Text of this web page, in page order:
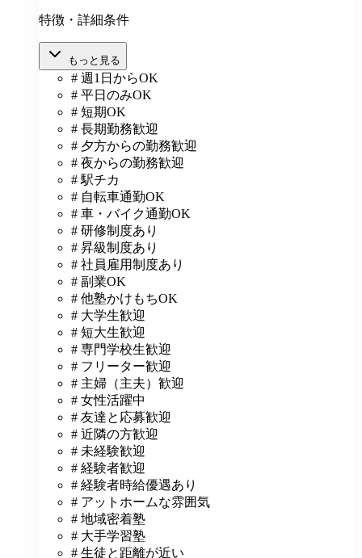
特徴・詳細条件
もっと見る
# 週1日からOK
# 平日のみOK
# 短期OK
# 長期勤務歓迎
# 夕方からの勤務歓迎
# 夜からの勤務歓迎
# 駅チカ
# 自転車通勤OK
# 車・バイク通勤OK
# 研修制度あり
# 昇級制度あり
# 社員雇用制度あり
# 副業OK
# 他塾かけもちOK
# 大学生歓迎
# 短大生歓迎
# 専門学校生歓迎
# フリーター歓迎
# 主婦（主夫）歓迎
# 女性活躍中
# 友達と応募歓迎
# 近隣の方歓迎
# 未経験歓迎
# 経験者歓迎
# 経験者時給優遇あり
# アットホームな雰囲気
# 地域密着塾
# 大手学習塾
# 生徒と距離が近い